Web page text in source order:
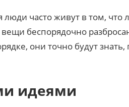
часто живут в том, что
беспорядочно
они точно будут знать,
идеями